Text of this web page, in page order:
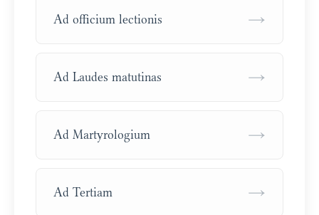
Ad officium lectionis →
Ad Laudes matutinas →
Ad Martyrologium →
Ad Tertiam →